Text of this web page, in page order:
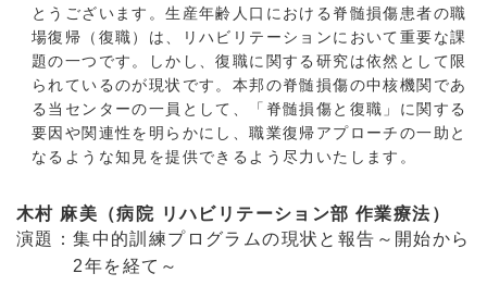
とうございます。生産年齢人口における脊髄損傷患者の職
場復帰（復職）は、リハビリテーションにおいて重要な課
題の一つです。しかし、復職に関する研究は依然として限
られているのが現状です。本邦の脊髄損傷の中核機関であ
る当センターの一員として、「脊髄損傷と復職」に関する
要因や関連性を明らかにし、職業復帰アプローチの一助と
なるような知見を提供できるよう尽力いたします。
木村 麻美（病院 リハビリテーション部 作業療法）
演題：集中的訓練プログラムの現状と報告～開始から
2年を経て～